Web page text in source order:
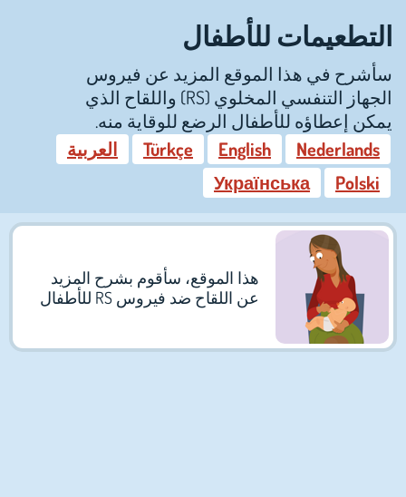
التطعيمات للأطفال
سأشرح في هذا الموقع المزيد عن فيروس
الجهاز التنفسي المخلوي (RS) واللقاح الذي
يمكن إعطاؤه للأطفال الرضع للوقاية منه.
Nederlands
English
Türkçe
العربية
Polski
Українська
هذا الموقع، سأقوم بشرح المزيد
عن اللقاح ضد فيروس RS للأطفال